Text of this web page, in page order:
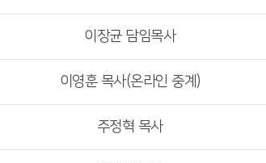
이장균 담임목사
이영훈 목사(온라인 중계)
주정혁 목사